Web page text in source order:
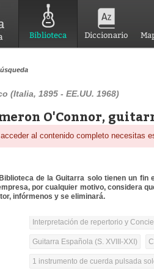
Biblioteca Diccionario
(Italia, 1895 - EE.UU. 1968)
O'Connor,
acceder al contenido completo necesitas
de la Guitarra solo tienen un fin
por cualquier motivo, considera
infórmenos y se eliminará.
Interpretación de repertorio y
Guitarra Española (S. XVIII-XXI)
1 instrumento de cuerda pulsada